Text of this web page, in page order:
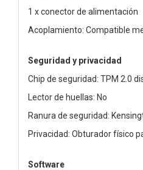
1 x conector de alimentación
Acoplamiento: Compatible
Seguridad y privacidad
Chip de seguridad: TPM 2.0
Lector de huellas: No
Ranura de seguridad:
Privacidad: Obturador físico
Software